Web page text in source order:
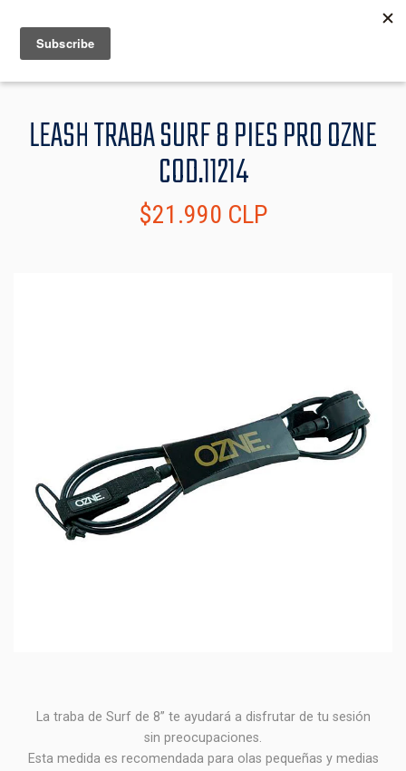
MENU
LEASH TRABA SURF 8 PIES PRO OZNE
COD.11214
$21.990 CLP
La traba de Surf de 8” te ayudará a disfrutar de tu sesión
sin preocupaciones.
Esta medida es recomendada para olas pequeñas y medias